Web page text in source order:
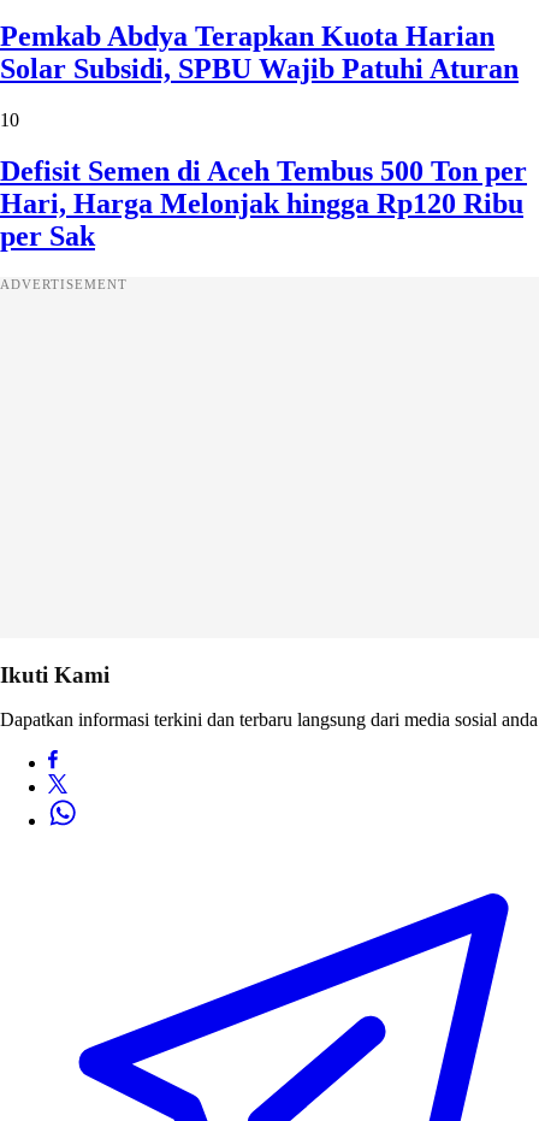
Pemkab Abdya Terapkan Kuota Harian
Solar Subsidi, SPBU Wajib Patuhi Aturan
10
Defisit Semen di Aceh Tembus 500 Ton per
Hari, Harga Melonjak hingga Rp120 Ribu
per Sak
ADVERTISEMENT
Ikuti Kami
Dapatkan informasi terkini dan terbaru langsung dari media sosial anda